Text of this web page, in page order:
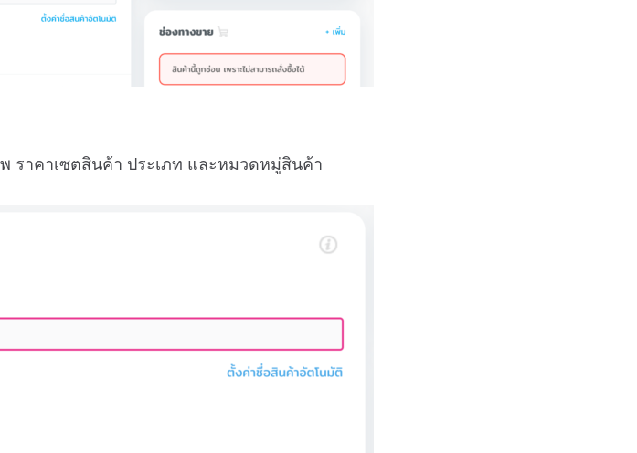
ราคาเซตสินค้า ประเภท และหมวดหมู่สินค้า